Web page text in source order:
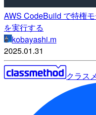
AWS CodeBuild で特権
を実行する
kobayashi.m
2025.01.31
クラス